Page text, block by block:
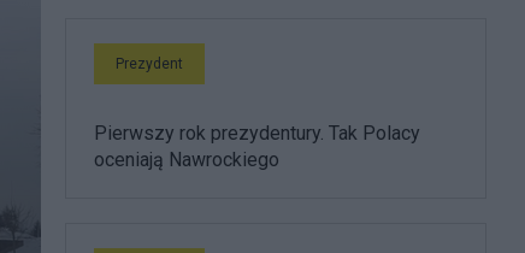
Prezydent
Pierwszy rok prezydentury. Tak Polacy
oceniają Nawrockiego